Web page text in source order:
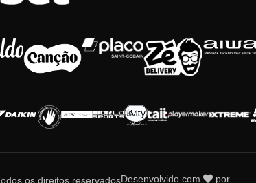
os direitos reservadosDesenvolvido com por